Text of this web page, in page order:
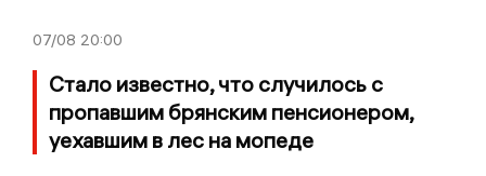
07/08 20:00
Стало известно, что случилось с
пропавшим брянским пенсионером,
уехавшим в лес на мопеде